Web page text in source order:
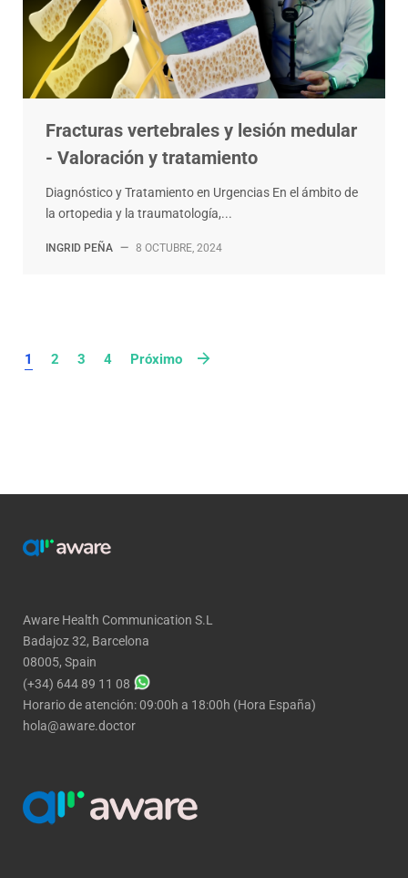
Fracturas vertebrales y lesión medular
- Valoración y tratamiento
Diagnóstico y Tratamiento en Urgencias En el ámbito de
la ortopedia y la traumatología,...
INGRID PEÑA — 8 OCTUBRE, 2024
1 2 3 4 Próximo
Aware Health Communication S.L
Badajoz 32, Barcelona
08005, Spain
(+34) 644 89 11 08
Horario de atención: 09:00h a 18:00h (Hora España)
hola@aware.doctor